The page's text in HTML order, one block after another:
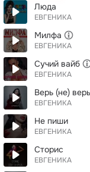
Люда
ЕВГЕНИКА
Милфа
ЕВГЕНИКА
Сучий вайб
ЕВГЕНИКА
Верь (не) верь
ЕВГЕНИКА
Не пиши
ЕВГЕНИКА
Сторис
ЕВГЕНИКА